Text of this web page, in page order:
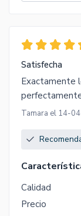
Satisfecha
Exactamente
Tamara el 14-
Calidad
Precio